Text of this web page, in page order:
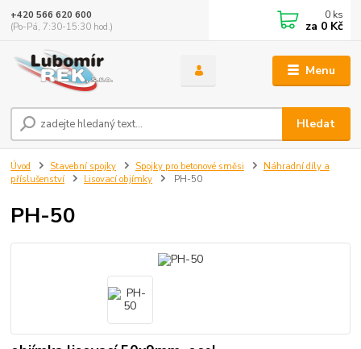
Menu
Hledat
+420 566 620 600
(Po-Pá, 7:30-15:30 hod.)
0 ks
za 0 Kč
Úvod Stavební spojky Spojky pro betonové směsi
Náhradní díly a
příslušenství
Lisovací objímky PH-50
PH-50